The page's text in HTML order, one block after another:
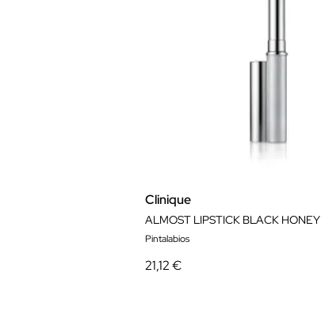
Clinique
ALMOST LIPSTICK BLACK HONEY
Pintalabios
21,12 €